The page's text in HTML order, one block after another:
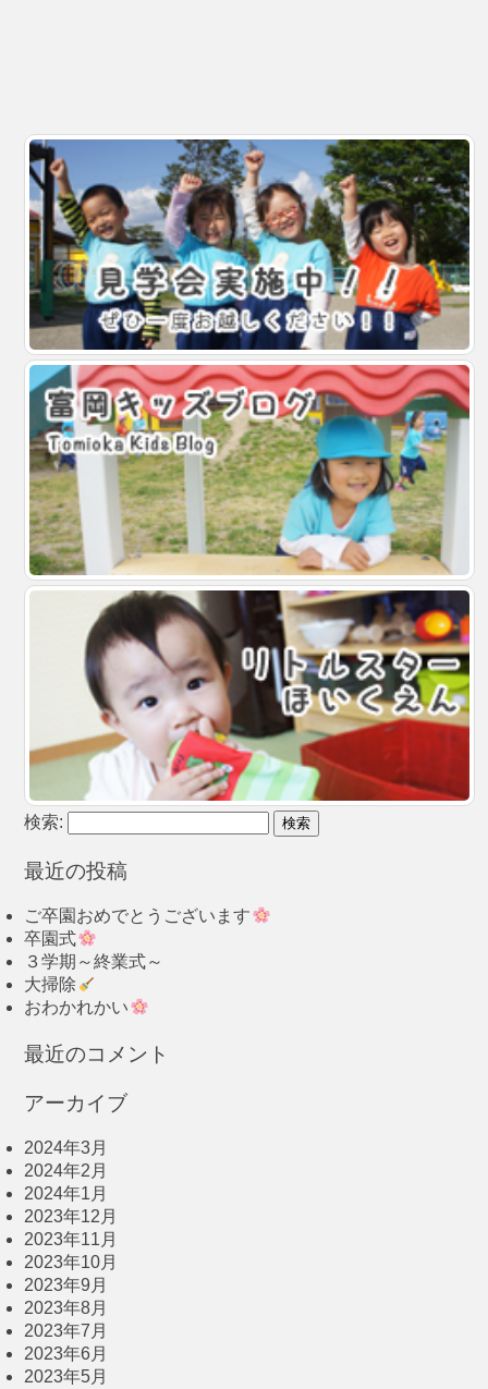
検索:
最近の投稿
ご卒園おめでとうございます
卒園式
３学期～終業式～
大掃除
おわかれかい
最近のコメント
アーカイブ
2024年3月
2024年2月
2024年1月
2023年12月
2023年11月
2023年10月
2023年9月
2023年8月
2023年7月
2023年6月
2023年5月